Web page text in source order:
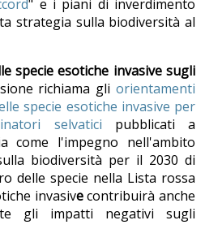
" e i piani di inverdimento
strategia sulla biodiversità al
specie esotiche invasive sugli
richiama gliorientamenti
specie esotiche invasive per
selvatici pubblicati a
come l'impegno nell'ambito
biodiversità per il 2030 di
delle specie nella Lista rossa
invasivecontribuirà anche
gli impatti negativi sugli